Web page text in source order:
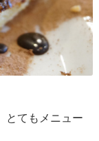
とてもメニュー